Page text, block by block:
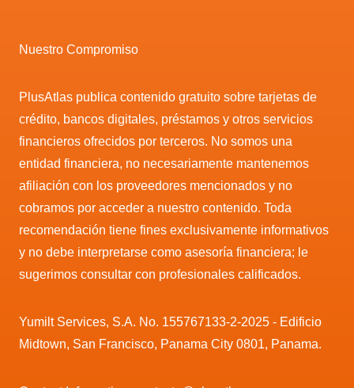
Nuestro Compromiso
PlusAtlas publica contenido gratuito sobre tarjetas de
crédito, bancos digitales, préstamos y otros servicios
financieros ofrecidos por terceros. No somos una
entidad financiera, no necesariamente mantenemos
afiliación con los proveedores mencionados y no
cobramos por acceder a nuestro contenido. Toda
recomendación tiene fines exclusivamente informativos
y no debe interpretarse como asesoría financiera; le
sugerimos consultar con profesionales calificados.
Yumilt Services, S.A. No. 155767133-2-2025 - Edificio
Midtown, San Francisco, Panama City 0801, Panama.